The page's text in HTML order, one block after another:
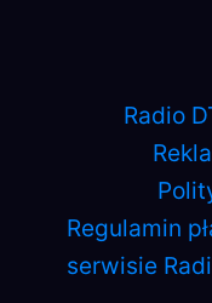
Radio
Regulamin
serwisie